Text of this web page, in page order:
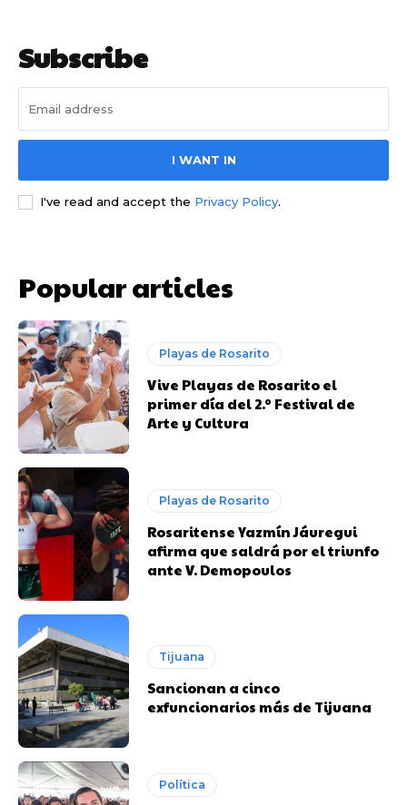
Subscribe
I WANT IN
I've read and accept the Privacy Policy.
Popular articles
Playas de Rosarito
Vive Playas de Rosarito el
primer día del 2.º Festival de
Arte y Cultura
Playas de Rosarito
Rosaritense Yazmín Jáuregui
afirma que saldrá por el triunfo
ante V. Demopoulos
Tijuana
Sancionan a cinco
exfuncionarios más de Tijuana
Política